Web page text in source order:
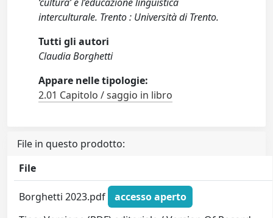
interculturale. Trento : Università di Trento.
Tutti gli autori
Claudia Borghetti
Appare nelle tipologie:
2.01 Capitolo / saggio in libro
File in questo prodotto:
File
Borghetti 2023.pdf
accesso aperto